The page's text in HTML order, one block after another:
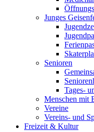
Junges
Senioren
Tages-
Menschen mit
Vereine
Vereins- und
Freizeit & Kultur